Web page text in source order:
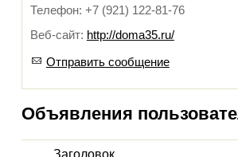
Телефон: +7 (921) 122-81-76
Веб-сайт: http://doma35.ru/
Отправить сообщение
Объявления
Заголовок